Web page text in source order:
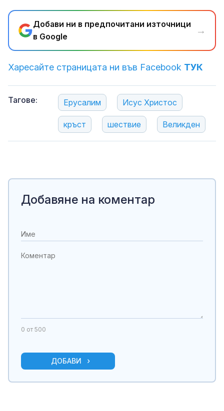
Добави ни в предпочитани източници
в Google
→
Харесайте страницата ни във Facebook ТУК
Тагове: Ерусалим Исус Христос
кръст шествие Великден
Добавяне на коментар
0 от 500
ДОБАВИ